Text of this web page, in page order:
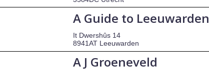
A Guide to Leeuwarden
It Dwershûs 14
8941AT Leeuwarden
A J Groeneveld